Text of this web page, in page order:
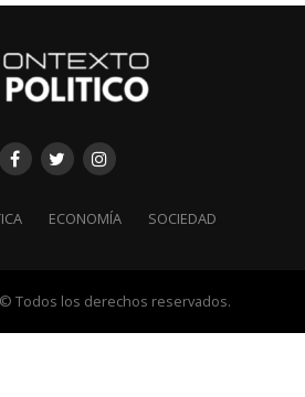
ECONOMÍA SOCIEDAD
Todos los derechos reservados.